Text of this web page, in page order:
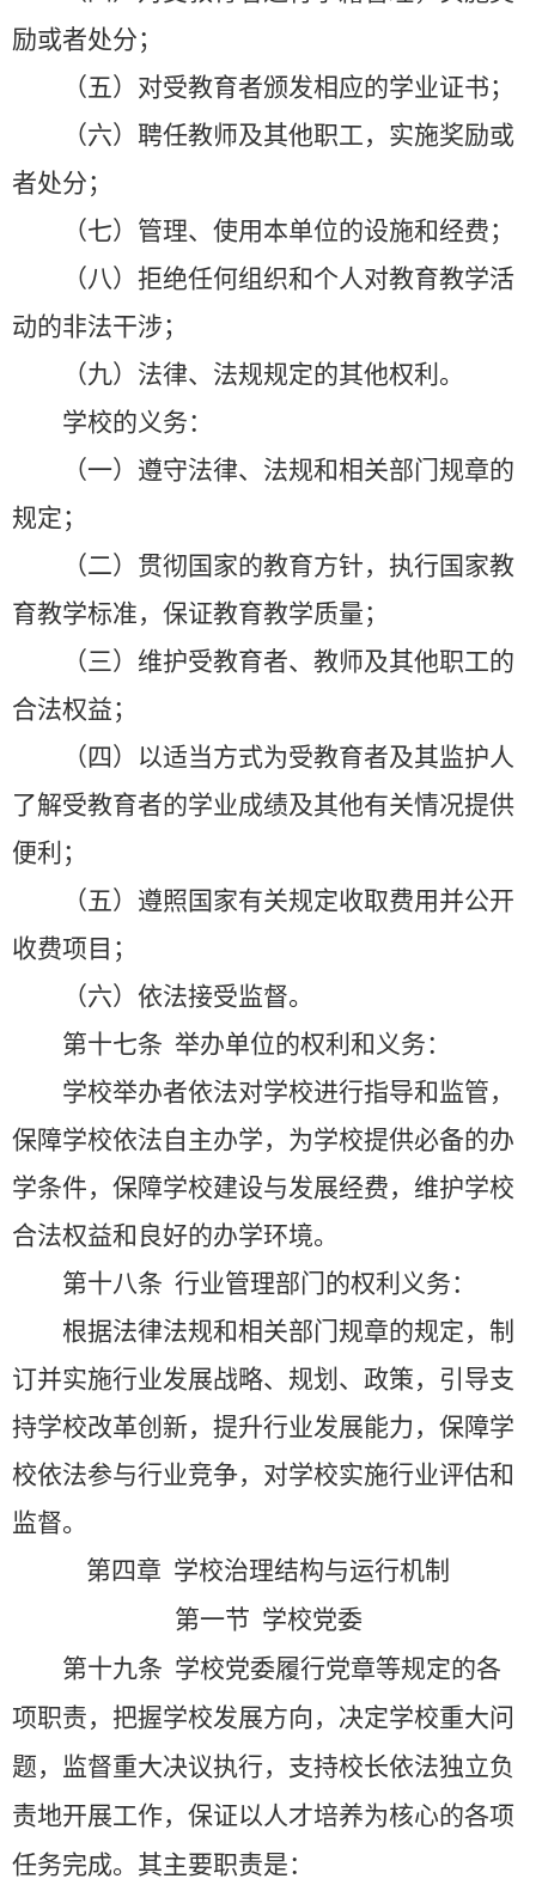
励或者处分；
（五）对受教育者颁发相应的学业证书；
（六）聘任教师及其他职工，实施奖励或
者处分；
（七）管理、使用本单位的设施和经费；
（八）拒绝任何组织和个人对教育教学活
动的非法干涉；
（九）法律、法规规定的其他权利。
学校的义务：
（一）遵守法律、法规和相关部门规章的
规定；
（二）贯彻国家的教育方针，执行国家教
育教学标准，保证教育教学质量；
（三）维护受教育者、教师及其他职工的
合法权益；
（四）以适当方式为受教育者及其监护人
了解受教育者的学业成绩及其他有关情况提供
便利；
（五）遵照国家有关规定收取费用并公开
收费项目；
（六）依法接受监督。
第十七条 举办单位的权利和义务：
学校举办者依法对学校进行指导和监管，
保障学校依法自主办学，为学校提供必备的办
学条件，保障学校建设与发展经费，维护学校
合法权益和良好的办学环境。
第十八条 行业管理部门的权利义务：
根据法律法规和相关部门规章的规定，制
订并实施行业发展战略、规划、政策，引导支
持学校改革创新，提升行业发展能力，保障学
校依法参与行业竞争，对学校实施行业评估和
监督。
第四章 学校治理结构与运行机制
第一节 学校党委
第十九条 学校党委履行党章等规定的各
项职责，把握学校发展方向，决定学校重大问
题，监督重大决议执行，支持校长依法独立负
责地开展工作，保证以人才培养为核心的各项
任务完成。其主要职责是：